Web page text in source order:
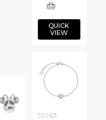
QUICK
VIEW
51063